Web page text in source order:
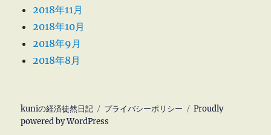
2018年11月
2018年10月
2018年9月
2018年8月
kuniの経済徒然日記 プライバシーポリシー
Proudly
powered by WordPress